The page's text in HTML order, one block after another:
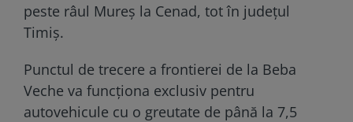
peste râul Mureș la Cenad, tot în județul
Timiș.
Punctul de trecere a frontierei de la Beba
Veche va funcționa exclusiv pentru
autovehicule cu o greutate de până la 7,5